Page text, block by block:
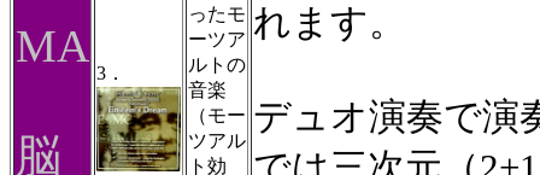
MA
脳
3．
ったモ
ーツア
ルトの
音楽
（モー
ツアル
ト効
れます。
デュオ演奏で演